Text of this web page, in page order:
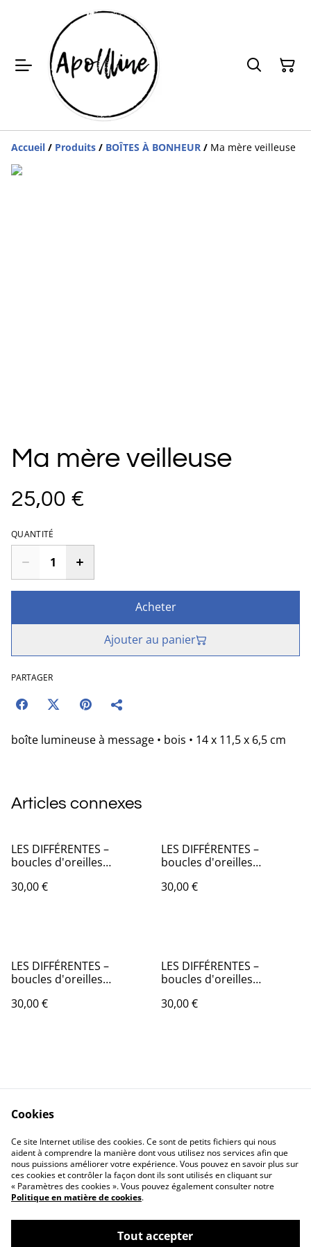
Accueil / Produits / BOÎTES À BONHEUR / Ma mère veilleuse
Ma mère veilleuse
25,00 €
QUANTITÉ
Acheter
Ajouter au panier
PARTAGER
boîte lumineuse à message • bois • 14 x 11,5 x 6,5 cm
Articles connexes
LES DIFFÉRENTES –
boucles d'oreilles
30,00 €
LES DIFFÉRENTES –
boucles d'oreilles
30,00 €
LES DIFFÉRENTES –
boucles d'oreilles
30,00 €
LES DIFFÉRENTES –
boucles d'oreilles
30,00 €
Politique de
confidentialité
Politique de cookies
Cookies
Ce site Internet utilise des cookies. Ce sont de petits fichiers qui nous
aident à comprendre la manière dont vous utilisez nos services afin que
nous puissions améliorer votre expérience. Vous pouvez en savoir plus sur
ces cookies et contrôler la façon dont ils sont utilisés en cliquant sur
« Paramètres des cookies ». Vous pouvez également consulter notre
Politique en matière de cookies.
Tout accepter